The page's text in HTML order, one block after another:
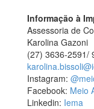
Informação à
Assessoria de
Karolina Gazoni
(27) 3636-2591/
Instagram:
Facebook: Meio
Linkedin: Iema